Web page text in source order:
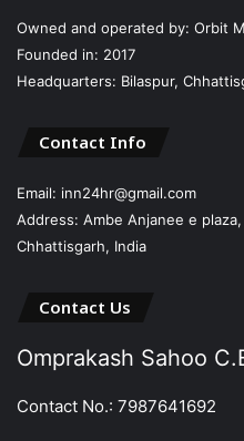
Owned and operated by: Orbit
Founded in: 2017
Headquarters: Bilaspur,
Contact Info
Email: inn24hr@gmail.com
Address: Ambe Anjanee e
Chhattisgarh, India
Contact Us
Omprakash Sahoo
Contact No.: 7987641692